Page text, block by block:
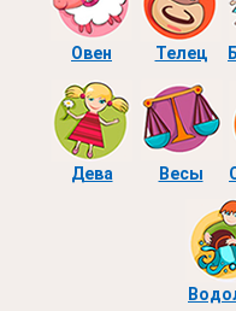
Овен Телец
Дева Весы